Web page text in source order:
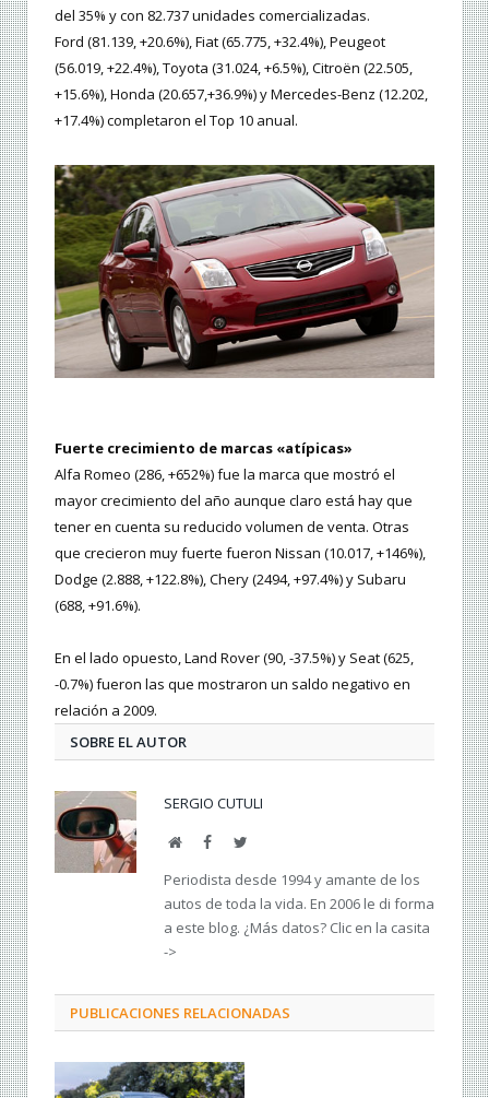
del 35% y con 82.737 unidades comercializadas.
Ford (81.139, +20.6%), Fiat (65.775, +32.4%), Peugeot
(56.019, +22.4%), Toyota (31.024, +6.5%), Citroën (22.505,
+15.6%), Honda (20.657,+36.9%) y Mercedes-Benz (12.202,
+17.4%) completaron el Top 10 anual.
Fuerte crecimiento de marcas «atípicas»
Alfa Romeo (286, +652%) fue la marca que mostró el
mayor crecimiento del año aunque claro está hay que
tener en cuenta su reducido volumen de venta. Otras
que crecieron muy fuerte fueron Nissan (10.017, +146%),
Dodge (2.888, +122.8%), Chery (2494, +97.4%) y Subaru
(688, +91.6%).
En el lado opuesto, Land Rover (90, -37.5%) y Seat (625,
-0.7%) fueron las que mostraron un saldo negativo en
relación a 2009.
SOBRE EL AUTOR
SERGIO CUTULI
WebFacebookTwitter
Periodista desde 1994 y amante de los
autos de toda la vida. En 2006 le di forma
a este blog. ¿Más datos? Clic en la casita
->
PUBLICACIONES RELACIONADAS